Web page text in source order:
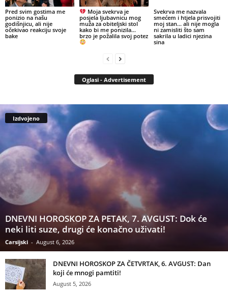
Pred svim gostima me
ponizio na našu
godišnjicu, ali nije
očekivao reakciju svoje
bake
Moja svekrva je
posjela ljubavnicu mog
muža za obiteljski stol
kako bi me ponizila…
brzo je požalila svoj potez
Svekrva me nazvala
smećem i htjela prisvojiti
moj stan… ali nije mogla
ni zamisliti što sam
sakrila u ladici njezina
sina
Oglasi - Advertisement
Izdvojeno
DNEVNI HOROSKOP ZA PETAK, 7. AVGUST: Dok će
neki liti suze, drugi će konačno uživati!
Carsijski - August 6, 2026
DNEVNI HOROSKOP ZA ČETVRTAK, 6. AVGUST: Dan
koji će mnogi pamtiti!
August 5, 2026